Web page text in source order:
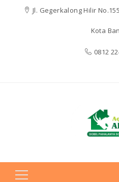
Jl. Gegerkalong Hilir
Kota
0812